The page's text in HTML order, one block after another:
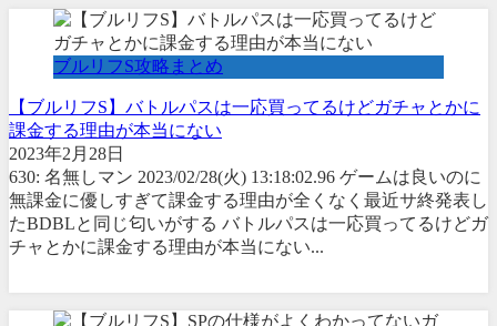
ブルリフS攻略まとめ
【ブルリフS】バトルパスは一応買ってるけどガチャとかに
課金する理由が本当にない
2023年2月28日
630: 名無しマン 2023/02/28(火) 13:18:02.96 ゲームは良いのに
無課金に優しすぎて課金する理由が全くなく最近サ終発表し
たBDBLと同じ匂いがする バトルパスは一応買ってるけどガ
チャとかに課金する理由が本当にない...